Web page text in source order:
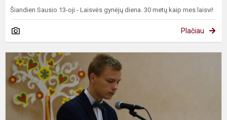
Šiandien Sausio 13-oji - Laisvės gynėjų diena. 30 metų kaip mes laisvi!
Plačiau